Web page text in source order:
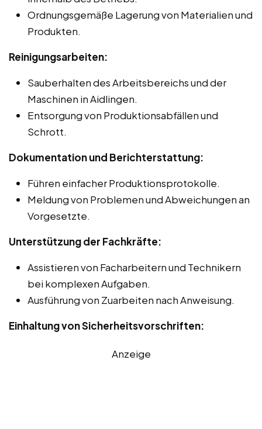
Ordnungsgemäße Lagerung von Materialien und
Produkten.
Reinigungsarbeiten:
Sauberhalten des Arbeitsbereichs und der
Maschinen in Aidlingen.
Entsorgung von Produktionsabfällen und
Schrott.
Dokumentation und Berichterstattung:
Führen einfacher Produktionsprotokolle.
Meldung von Problemen und Abweichungen an
Vorgesetzte.
Unterstützung der Fachkräfte:
Assistieren von Facharbeitern und Technikern
bei komplexen Aufgaben.
Ausführung von Zuarbeiten nach Anweisung.
Einhaltung von Sicherheitsvorschriften:
Anzeige